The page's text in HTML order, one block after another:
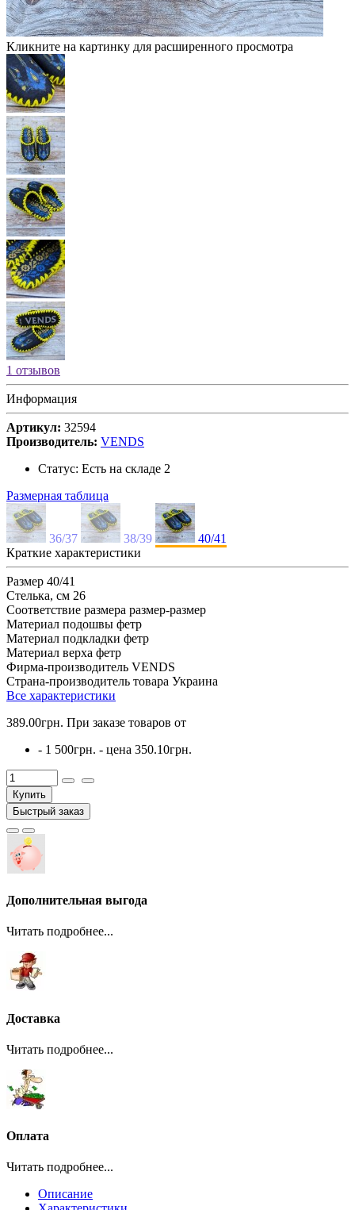
Кликните на картинку для расширенного просмотра
1 отзывов
Информация
Артикул: 32594
Производитель: VENDS
Статус: Есть на складе 2
Размерная таблица
36/37 38/39
40/41
Краткие характеристики
Размер 40/41
Стелька, см 26
Соответствие размера размер-размер
Материал подошвы фетр
Материал подкладки фетр
Материал верха фетр
Фирма-производитель VENDS
Страна-производитель товара Украина
Все характеристики
389.00грн. При заказе товаров от
- 1 500грн. - цена 350.10грн.
Купить
Быстрый заказ
Дополнительная выгода
Читать подробнее...
Доставка
Читать подробнее...
Оплата
Читать подробнее...
Описание